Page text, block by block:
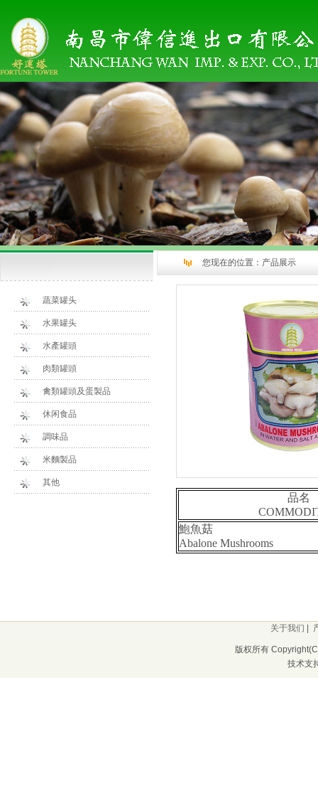
蔬菜罐头
水果罐头
水產罐頭
肉類罐頭
禽類罐頭及蛋製品
休闲食品
調味品
米麵製品
其他
您现在的位置： 产品展示
品名
鮑魚菇
Abalone Mushrooms
关于我们
版权所有
技术支